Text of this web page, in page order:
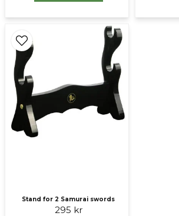
Stand for 2 Samurai swords
295 kr